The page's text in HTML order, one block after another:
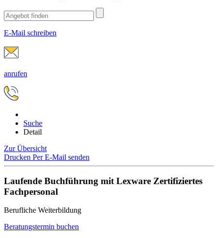
E-Mail schreiben
anrufen
Suche
Detail
Zur Übersicht
Drucken Per E-Mail senden
Laufende Buchführung mit Lexware Zertifiziertes
Fachpersonal
Berufliche Weiterbildung
Beratungstermin buchen